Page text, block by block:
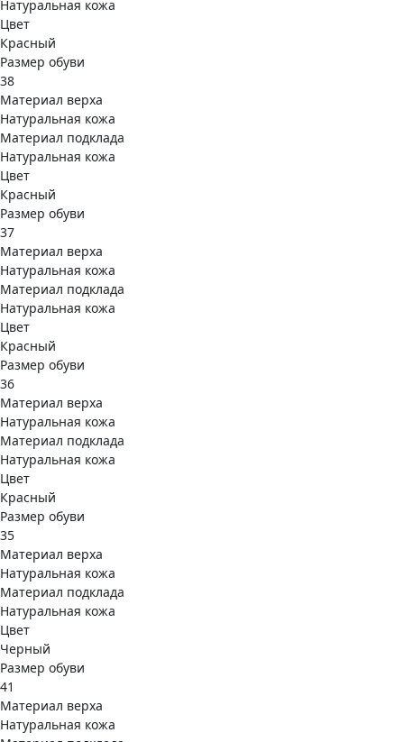
Натуральная кожа
Цвет
Красный
Размер обуви
38
Материал верха
Натуральная кожа
Материал подклада
Натуральная кожа
Цвет
Красный
Размер обуви
37
Материал верха
Натуральная кожа
Материал подклада
Натуральная кожа
Цвет
Красный
Размер обуви
36
Материал верха
Натуральная кожа
Материал подклада
Натуральная кожа
Цвет
Красный
Размер обуви
35
Материал верха
Натуральная кожа
Материал подклада
Натуральная кожа
Цвет
Черный
Размер обуви
41
Материал верха
Натуральная кожа